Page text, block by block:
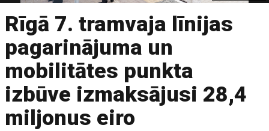
Rīgā 7. tramvaja līnijas
pagarinājuma un
mobilitātes punkta
izbūve izmaksājusi 28,4
miljonus eiro